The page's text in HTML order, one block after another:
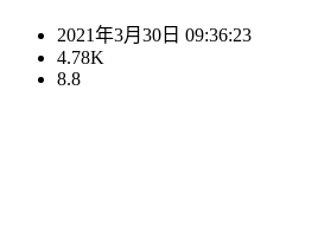
2021年3月30日 09:36:23
4.78K
8.8